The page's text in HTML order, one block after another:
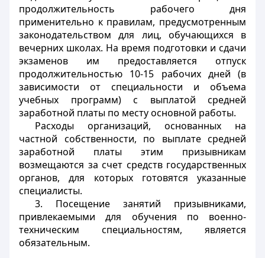
продолжительность рабочего дня
применительно к правилам, предусмотренным
законодательством для лиц, обучающихся в
вечерних школах. На время подготовки и сдачи
экзаменов им предоставляется отпуск
продолжительностью 10-15 рабочих дней (в
зависимости от специальности и объема
учебных программ) с выплатой средней
заработной платы по месту основной работы.
Расходы организаций, основанных на
частной собственности, по выплате средней
заработной платы этим призывникам
возмещаются за счет средств государственных
органов, для которых готовятся указанные
специалисты.
3. Посещение занятий призывниками,
привлекаемыми для обучения по военно-
техническим специальностям, является
обязательным.